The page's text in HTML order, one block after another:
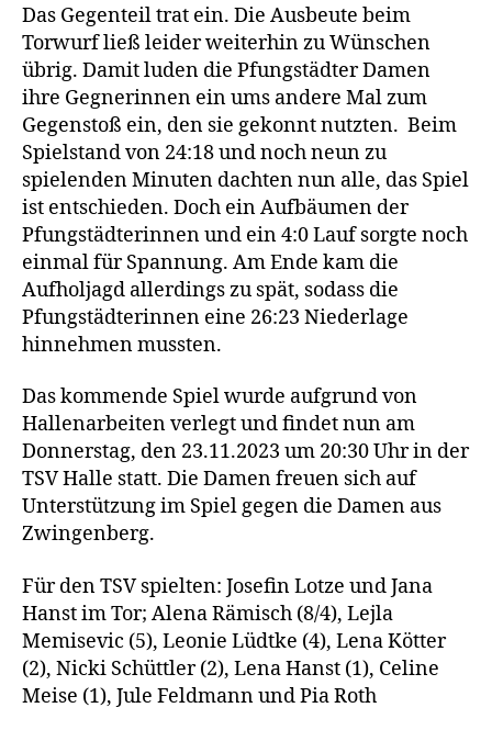
Das Gegenteil trat ein. Die Ausbeute beim
Torwurf ließ leider weiterhin zu Wünschen
übrig. Damit luden die Pfungstädter Damen
ihre Gegnerinnen ein ums andere Mal zum
Gegenstoß ein, den sie gekonnt nutzten. Beim
Spielstand von 24:18 und noch neun zu
spielenden Minuten dachten nun alle, das Spiel
ist entschieden. Doch ein Aufbäumen der
Pfungstädterinnen und ein 4:0 Lauf sorgte noch
einmal für Spannung. Am Ende kam die
Aufholjagd allerdings zu spät, sodass die
Pfungstädterinnen eine 26:23 Niederlage
hinnehmen mussten.
Das kommende Spiel wurde aufgrund von
Hallenarbeiten verlegt und findet nun am
Donnerstag, den 23.11.2023 um 20:30 Uhr in der
TSV Halle statt. Die Damen freuen sich auf
Unterstützung im Spiel gegen die Damen aus
Zwingenberg.
Für den TSV spielten: Josefin Lotze und Jana
Hanst im Tor; Alena Rämisch (8/4), Lejla
Memisevic (5), Leonie Lüdtke (4), Lena Kötter
(2), Nicki Schüttler (2), Lena Hanst (1), Celine
Meise (1), Jule Feldmann und Pia Roth